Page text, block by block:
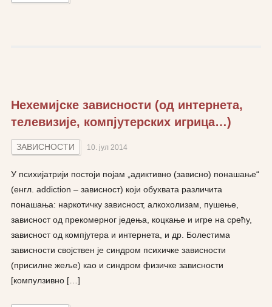
Нехемијске зависности (од интернета,
телевизије, компјутерских игрица…)
ЗАВИСНОСТИ 10. јул 2014
У психијатрији постоји појам „адиктивно (зависно) понашање“
(енгл. addiction – зависност) који обухвата различита
понашања: наркотичку зависност, алкохолизам, пушење,
зависност од прекомерног једења, коцкање и игре на срећу,
зависност од компјутера и интернета, и др. Болестима
зависности својствен је синдром психичке зависности
(присилне жеље) као и синдром физичке зависности
[компулзивно […]